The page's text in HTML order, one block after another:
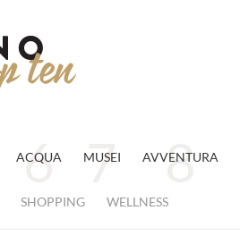
ACQUA MUSEI AVVENTURA
SHOPPING WELLNESS